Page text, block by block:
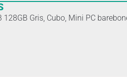
Gris, Cubo, Mini PC